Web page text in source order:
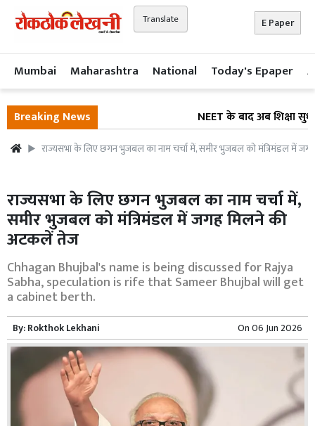
Translate E Paper
Mumbai Maharashtra National Today's Epaper
Breaking News NEET के बाद अब शिक्षा
राज्यसभा के लिए छगन भुजबल का नाम चर्चा में, समीर भुजबल को मंत्रिमंडल में
राज्यसभा के लिए छगन भुजबल का नाम चर्चा में,
समीर भुजबल को मंत्रिमंडल में जगह मिलने की
अटकलें तेज
Chhagan Bhujbal's name is being discussed for Rajya
Sabha, speculation is rife that Sameer Bhujbal will get
a cabinet berth.
By:Rokthok Lekhani On06 Jun 2026